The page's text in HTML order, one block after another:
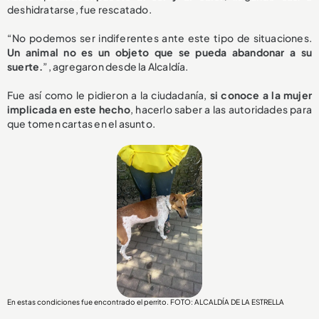
deshidratarse, fue rescatado.
“No podemos ser indiferentes ante este tipo de situaciones.
Un animal no es un objeto que se pueda abandonar a su
suerte.”, agregaron desde la Alcaldía.
Fue así como le pidieron a la ciudadanía, si conoce a la mujer
implicada en este hecho, hacerlo saber a las autoridades para
que tomen cartas en el asunto.
En estas condiciones fue encontrado el perrito. FOTO: ALCALDÍA DE LA ESTRELLA